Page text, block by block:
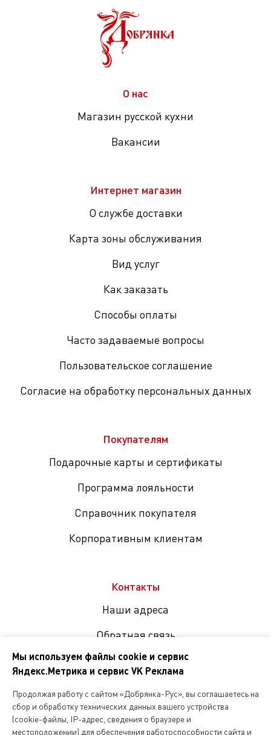
О нас
Магазин русской кухни
Вакансии
Интернет магазин
О службе доставки
Карта зоны обслуживания
Вид услуг
Как заказать
Способы оплаты
Часто задаваемые вопросы
Пользовательское соглашение
Согласие на обработку персональных данных
Покупателям
Подарочные карты и сертификаты
Программа лояльности
Справочник покупателя
Корпоративным клиентам
Контакты
Наши адреса
Обратная связь
соцсетях
Мы используем файлы cookie и сервис
Яндекс.Метрика и сервис VK Реклама
Продолжая работу с сайтом «Добрянка-Рус», вы соглашаетесь на
сбор и обработку технических данных вашего устройства
(cookie-файлы, IP-адрес, сведения о браузере и
местоположении) для обеспечения работоспособности сайта и